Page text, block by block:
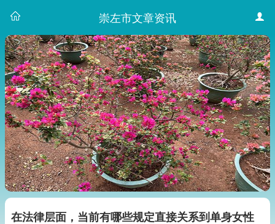
崇左市文章资讯
在法律层面，当前有哪些规定直接关系到单身女性